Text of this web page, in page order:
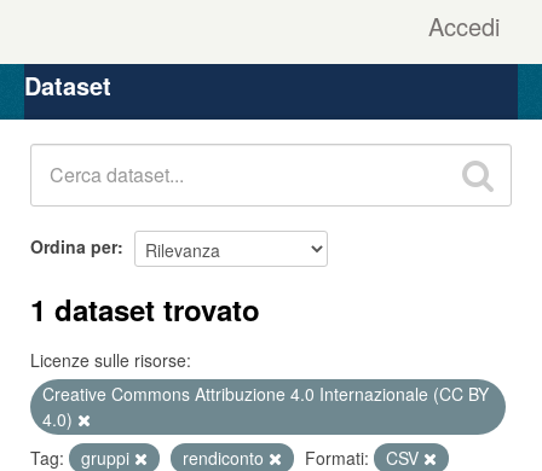
Accedi
Organizzazioni
Gruppi
Dataset
Ordina per
1 dataset trovato
Licenze sulle risorse:
Creative Commons Attribuzione 4.0 Internazionale (CC BY
4.0)
Tag:
gruppi rendiconto Formati:
CSV